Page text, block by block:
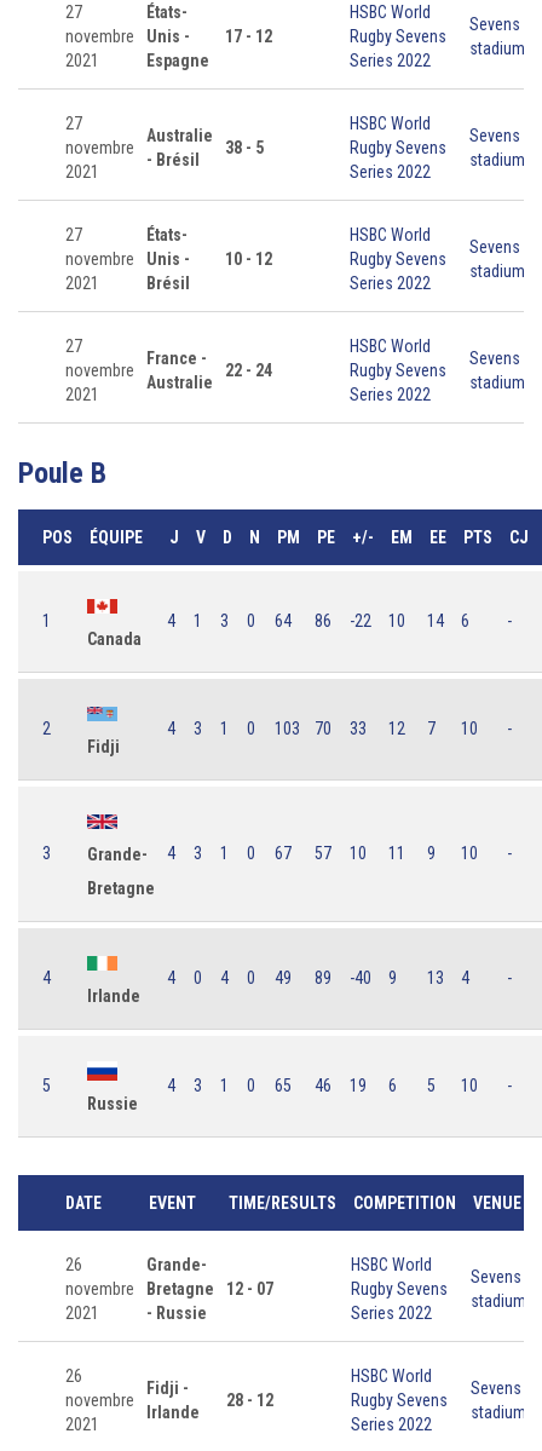
27
novembre
2021
États-
Unis -
Espagne
17 - 12
HSBC World
Rugby Sevens
Series 2022
Sevens
stadium
27
novembre
2021
Australie
- Brésil
38 - 5
HSBC World
Rugby Sevens
Series 2022
Sevens
stadium
27
novembre
2021
États-
Unis -
Brésil
10 - 12
HSBC World
Rugby Sevens
Series 2022
Sevens
stadium
27
novembre
2021
France -
Australie
22 - 24
HSBC World
Rugby Sevens
Series 2022
Sevens
stadium
Poule B
POS ÉQUIPE J V D N PM PE +/- EM EE PTS CJ
1
Canada
4 1 3 0 64 86 -22 10 14 6 -
2
Fidji
4 3 1 0 103 70 33 12 7 10 -
3
Grande-
Bretagne
4 3 1 0 67 57 10 11 9 10 -
4
Irlande
4 0 4 0 49 89 -40 9 13 4 -
5
Russie
4 3 1 0 65 46 19 6 5 10 -
DATE EVENT TIME/RESULTS COMPETITION VENUE
26
novembre
2021
Grande-
Bretagne
- Russie
12 - 07
HSBC World
Rugby Sevens
Series 2022
Sevens
stadium
26
novembre
2021
Fidji -
Irlande
28 - 12
HSBC World
Rugby Sevens
Series 2022
Sevens
stadium